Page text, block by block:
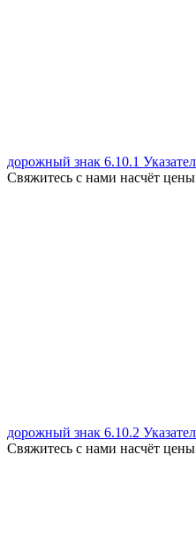
дорожный знак 6.10.1
Свяжитесь с нами насчёт цены
дорожный знак 6.10.2
Свяжитесь с нами насчёт цены